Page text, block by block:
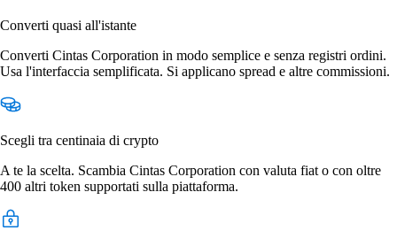
Converti quasi all'istante
Converti Cintas Corporation in modo semplice e senza registri ordini.
Usa l'interfaccia semplificata. Si applicano spread e altre commissioni.
Scegli tra centinaia di crypto
A te la scelta. Scambia Cintas Corporation con valuta fiat o con oltre
400 altri token supportati sulla piattaforma.